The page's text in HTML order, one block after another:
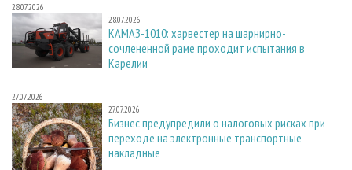
28.07.2026
28.07.2026
КАМАЗ-1010: харвестер на шарнирно-
сочлененной раме проходит испытания в
Карелии
27.07.2026
27.07.2026
Бизнес предупредили о налоговых рисках при
переходе на электронные транспортные
накладные